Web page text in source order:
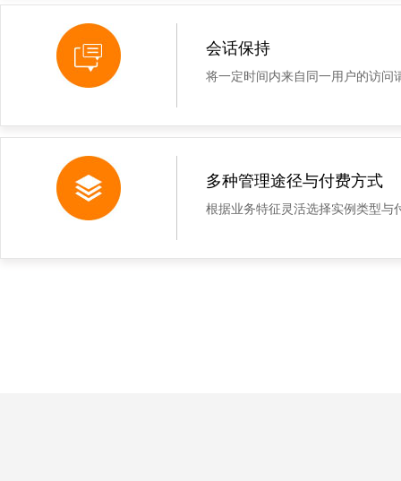
会话保持
将一定时间内来自同一用户的访问
多种管理途径与付费方式
根据业务特征灵活选择实例类型与